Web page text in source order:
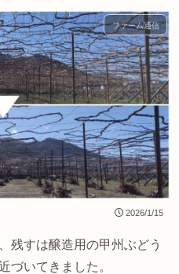
ファーム通信
2026/1/15
残すは醸造用の甲州ぶどう
づいてきました。